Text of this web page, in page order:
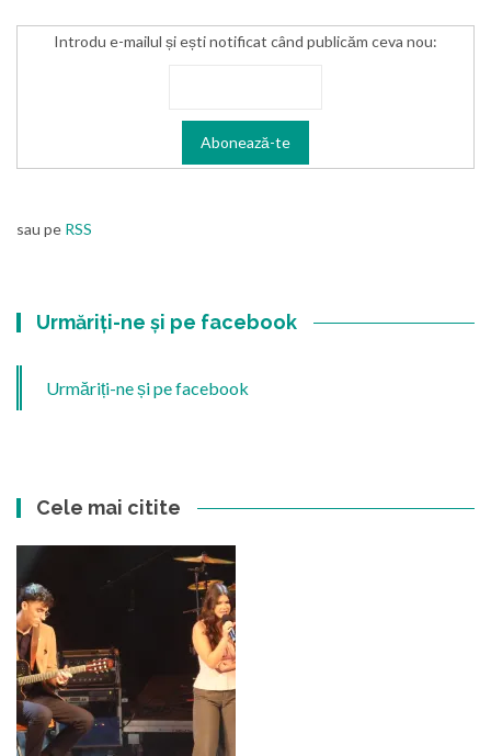
Introdu e-mailul și ești notificat când publicăm ceva nou:
sau pe RSS
Urmăriți-ne și pe facebook
Urmăriți-ne și pe facebook
Cele mai citite